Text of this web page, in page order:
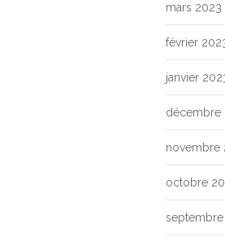
mars 2023
février
janvier
décembre
novembre
octobre